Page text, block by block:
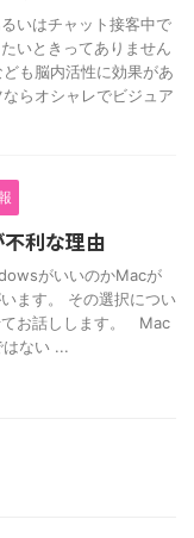
いはチャット接客中で
いときってありません
も脳内活性に効果があ
らオシャレでビジュア
利な理由
がいいのかMacが
ます。 その選択につい
てお話しします。 Mac
ない ...